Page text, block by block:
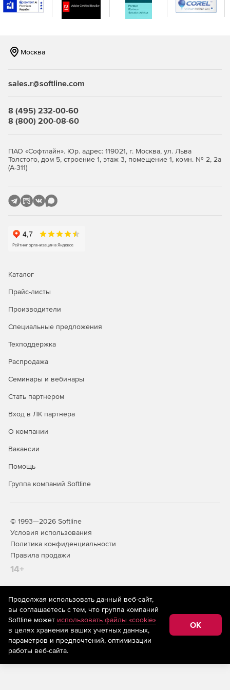
Создание сценариев посредством MaxScript для
Начало симуляции с нуля или использование
Многопоточность симуляции.
предварительного просмотра.
Поддержка Mental Ray для Autodesk 3ds Max.
Рендер огня, дыма, скорости.
Москва
sales.r@softline.com
8 (495) 232-00-60
8 (800) 200-08-60
ПАО «Софтлайн». Юр. адрес: 119021, г. Москва, ул. Льва
Толстого, дом 5, строение 1, этаж 3, помещение 1, комн. № 2, 2а
(А-311)
Каталог
Прайс-листы
Производители
Специальные предложения
Техподдержка
Распродажа
Семинары и вебинары
Стать партнером
Вход в ЛК партнера
О компании
Вакансии
Помощь
Группа компаний Softline
© 1993—2026 Softline
Условия использования
Политика конфиденциальности
Правила продажи
14+
На информационном ресурсе store.softline.ru применяются
рекомендательные технологии(информационные технологии
предоставления информации на основе сбора,
систематизации и анализа сведений, относящихся к
предпочтениям пользователей сети «Интернет»,
находящихся на территории Российской Федерации)
Продолжая использовать данный веб-сайт,
вы соглашаетесь с тем, что группа компаний
Softline может использовать файлы «cookie»
в целях хранения ваших учетных данных,
параметров и предпочтений, оптимизации
работы веб-сайта.
OK